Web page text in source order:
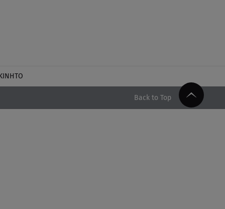
Back to Top